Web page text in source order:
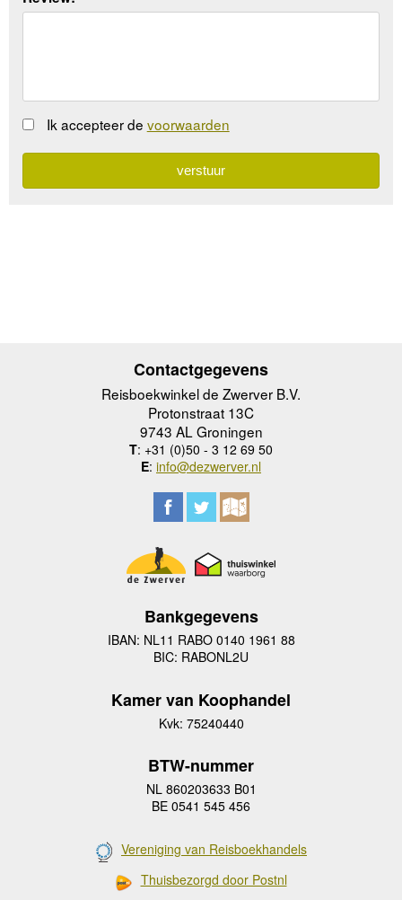
Ik accepteer de voorwaarden
Contactgegevens
Reisboekwinkel de Zwerver B.V.
Protonstraat 13C
9743 AL Groningen
T: +31 (0)50 - 3 12 69 50
E: info@dezwerver.nl
Bankgegevens
IBAN: NL11 RABO 0140 1961 88
BIC: RABONL2U
Kamer van Koophandel
Kvk: 75240440
BTW-nummer
NL 860203633 B01
BE 0541 545 456
Vereniging van Reisboekhandels
Thuisbezorgd door Postnl